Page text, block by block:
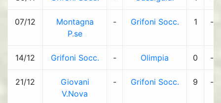
07/12
Montagna
P.se
- Grifoni Socc. 1 -
14/12 Grifoni Socc. - Olimpia 0 -
21/12
Giovani
V.Nova
- Grifoni Socc. 9 -